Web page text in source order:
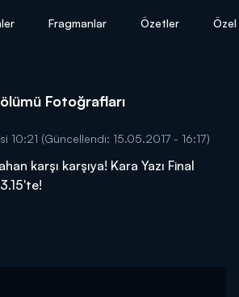
Fragmanlar Özetler
Fotoğrafları
10:21 (Güncellendi: 15.05.2017 - 16:17)
karşı karşıya! Kara Yazı Final